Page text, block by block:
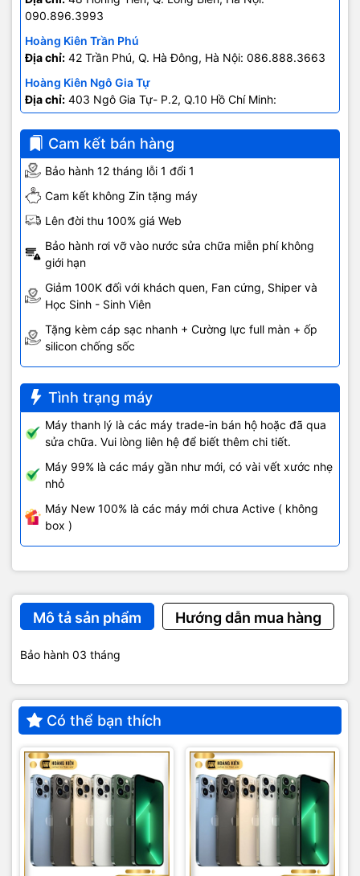
090.896.3993
Hoàng Kiên Trần Phú
Địa chỉ: 42 Trần Phú, Q. Hà Đông, Hà Nội: 086.888.3663
Hoàng Kiên Ngô Gia Tự
Địa chỉ: 403 Ngô Gia Tự- P.2, Q.10 Hồ Chí Minh:
0707.678.707
Cam kết bán hàng
Bảo hành 12 tháng lỗi 1 đổi 1
Cam kết không Zin tặng máy
Lên đời thu 100% giá Web
Bảo hành rơi vỡ vào nước sửa chữa miễn phí không
giới hạn
Giảm 100K đối với khách quen, Fan cứng, Shiper và
Học Sinh - Sinh Viên
Tặng kèm cáp sạc nhanh + Cường lực full màn + ốp
silicon chống sốc
Tình trạng máy
Máy thanh lý là các máy trade-in bán hộ hoặc đã qua
sửa chữa. Vui lòng liên hệ để biết thêm chi tiết.
Máy 99% là các máy gần như mới, có vài vết xước nhẹ
nhỏ
Máy New 100% là các máy mới chưa Active ( không
box )
Mô tả sản phẩm Hướng dẫn mua hàng
Bảo hành 03 tháng
Có thể bạn thích